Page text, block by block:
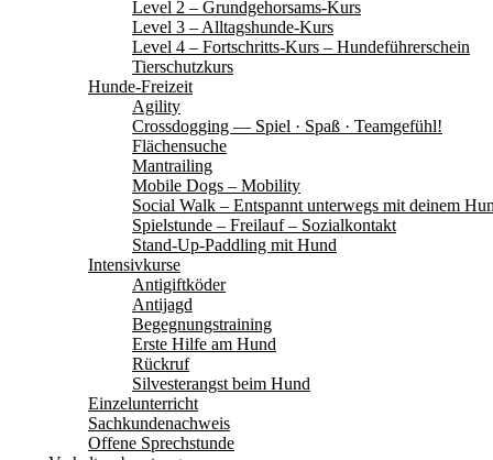
Level 2 – Grundgehorsams-Kurs
Level 3 – Alltagshunde-Kurs
Level 4 – Fortschritts-Kurs – Hundeführerschein
Tierschutzkurs
Hunde-Freizeit
Agility
Crossdogging — Spiel · Spaß · Teamgefühl!
Flächensuche
Mantrailing
Mobile Dogs – Mobility
Social Walk – Entspannt unterwegs mit deinem
Spielstunde – Freilauf – Sozialkontakt
Stand-Up-Paddling mit Hund
Intensivkurse
Antigiftköder
Antijagd
Begegnungstraining
Erste Hilfe am Hund
Rückruf
Silvesterangst beim Hund
Einzelunterricht
Sachkundenachweis
Offene Sprechstunde